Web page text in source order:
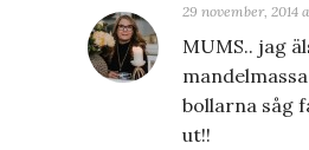
29 november, 2014
MUMS.. jag
bollarna såg
ut!!